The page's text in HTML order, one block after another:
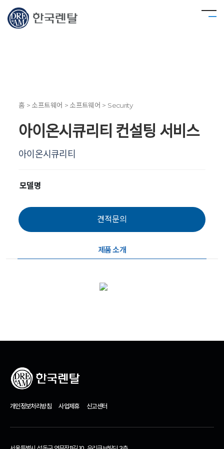
홈 > 소프트웨어 > 소프트웨어 > Security
아이온시큐리티 컨설팅 서비스
아이온시큐리티
모델명
제품 소개
개인정보처리방침 사업제휴 신고센터